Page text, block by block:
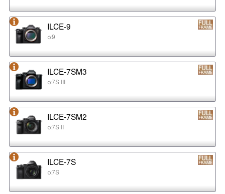
ILCE-9
α9
ILCE-7SM3
α7S III
ILCE-7SM2
α7S II
ILCE-7S
α7S